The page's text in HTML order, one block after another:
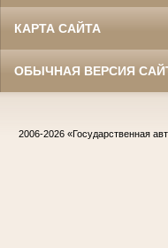
КАРТА САЙТА
ОБЫЧНАЯ ВЕРСИЯ
2006-2026 «Государственная